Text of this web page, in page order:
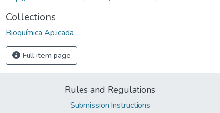
Collections
Bioquímica Aplicada
Full item page
Rules and Regulations
Submission Instructions